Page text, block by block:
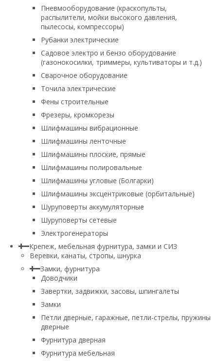
Пневмооборудование (краскопульты,
распылители, мойки высокого давления,
пылесосы, компрессоры)
Рубанки электрические
Садовое электро и бензо оборудование
(газонокосилки, триммеры, культиваторы и т.д.)
Сварочное оборудование
Точила электрические
Фены строительные
Фрезеры, кромкорезы
Шлифмашины вибрационные
Шлифмашины ленточные
Шлифмашины плоские, прямые
Шлифмашины полировальные
Шлифмашины угловые (Болгарки)
Шлифмашины эксцентриковые (орбитальные)
Шуруповерты аккумуляторные
Шуруповерты сетевые
Электрогенераторы
Крепеж, мебельная фурнитура, замки и СИЗ
Веревки, канаты, стропы, шнурка
Замки, фурнитура
Доводчики
Завертки, задвижки, засовы, шпингалеты
Замки
Петли дверные, гаражные, петли-стрелы, пружины
дверные
Фурнитура дверная
Фурнитура мебельная